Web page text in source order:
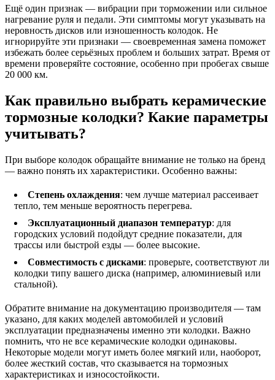
Ещё один признак — вибрации при торможении или сильное
нагревание руля и педали. Эти симптомы могут указывать на
неровность дисков или изношенность колодок. Не
игнорируйте эти признаки — своевременная замена поможет
избежать более серьёзных проблем и больших затрат. Время от
времени проверяйте состояние, особенно при пробегах свыше
20 000 км.
Как правильно выбрать керамические
тормозные колодки? Какие параметры
учитывать?
При выборе колодок обращайте внимание не только на бренд
— важно понять их характеристики. Особенно важны:
Степень охлаждения: чем лучше материал рассеивает
тепло, тем меньше вероятность перегрева.
Эксплуатационный диапазон температур: для
городских условий подойдут средние показатели, для
трассы или быстрой езды — более высокие.
Совместимость с дисками: проверьте, соответствуют ли
колодки типу вашего диска (например, алюминиевый или
стальной).
Обратите внимание на документацию производителя — там
указано, для каких моделей автомобилей и условий
эксплуатации предназначены именно эти колодки. Важно
помнить, что не все керамические колодки одинаковы.
Некоторые модели могут иметь более мягкий или, наоборот,
более жесткий состав, что сказывается на тормозных
характеристиках и износостойкости.